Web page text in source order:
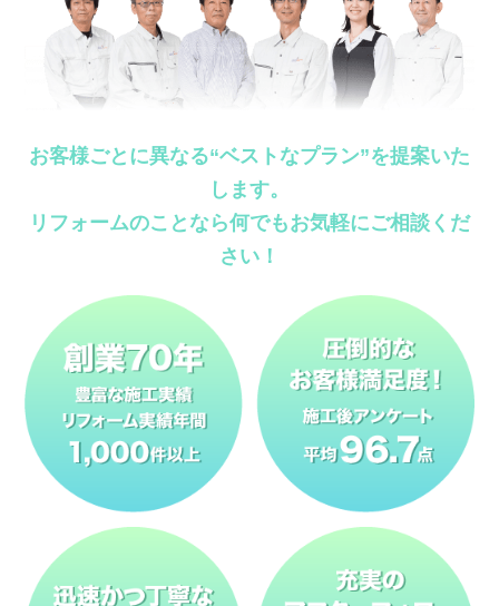
お客様ごとに異なる“ベストなプラン”を提案いた
します。
リフォームのことなら何でもお気軽にご相談くだ
さい！